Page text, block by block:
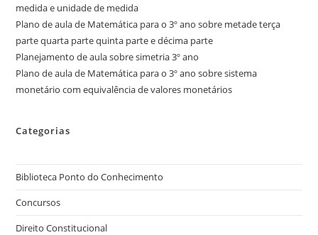
medida e unidade de medida
Plano de aula de Matemática para o 3º ano sobre metade terça
parte quarta parte quinta parte e décima parte
Planejamento de aula sobre simetria 3º ano
Plano de aula de Matemática para o 3º ano sobre sistema
monetário com equivalência de valores monetários
Categorias
Biblioteca Ponto do Conhecimento
Concursos
Direito Constitucional